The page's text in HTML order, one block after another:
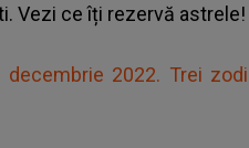
Vezi ce îți rezervă astrele!
2022. Trei